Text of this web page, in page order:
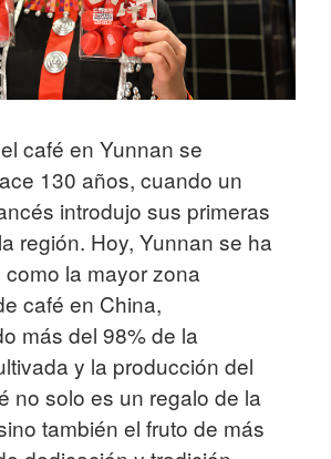
café en Yunnan se
130 años, cuando un
introdujo sus primeras
región. Hoy, Yunnan se ha
la mayor zona
café en China,
más del 98% de la
y la producción del
no solo es un regalo de la
también el fruto de más